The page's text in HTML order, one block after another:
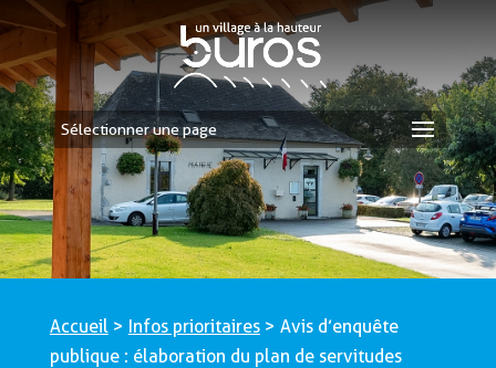
Sélectionner une page
Accueil> Infos prioritaires> Avis d’enquête
publique : élaboration du plan de servitudes